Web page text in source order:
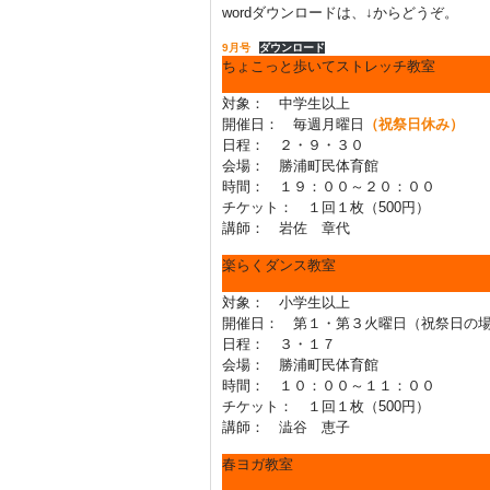
wordダウンロードは、↓からどうぞ。
9月号 ダウンロード
ちょこっと歩いてストレッチ教室
対象： 中学生以上
開催日： 毎週月曜日
（祝祭日休み）
日程： ２・９・３０
会場： 勝浦町民体育館
時間： １９：００～２０：００
チケット： １回１枚（500円）
講師： 岩佐 章代
楽らくダンス教室
対象： 小学生以上
開催日： 第１・第３火曜日（祝祭日の場
日程： ３・１７
会場： 勝浦町民体育館
時間： １０：００～１１：００
チケット： １回１枚（500円）
講師： 澁谷 恵子
春ヨガ教室